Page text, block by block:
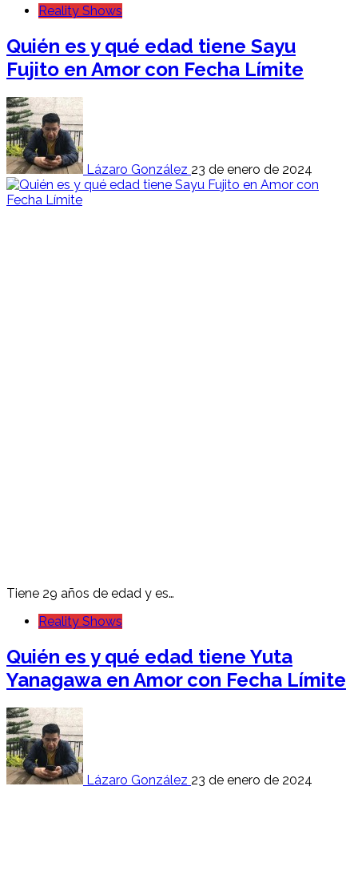
Reality Shows
Quién es y qué edad tiene Sayu
Fujito en Amor con Fecha Límite
Lázaro González 23 de enero de 2024
Tiene 29 años de edad y es…
Reality Shows
Quién es y qué edad tiene Yuta
Yanagawa en Amor con Fecha Límite
Lázaro González 23 de enero de 2024